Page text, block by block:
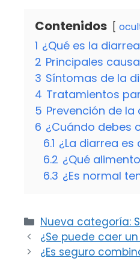
Contenidos
1 ¿Qué es la
2 Principales
3 Síntomas de la
4 Tratamientos
5 Prevención de la
6 ¿Cuándo debes
6.1 ¿La diarrea
6.2 ¿Qué
6.3 ¿Es normal
Categorías
Nueva categoría:
¿Se puede caer
¿Es seguro